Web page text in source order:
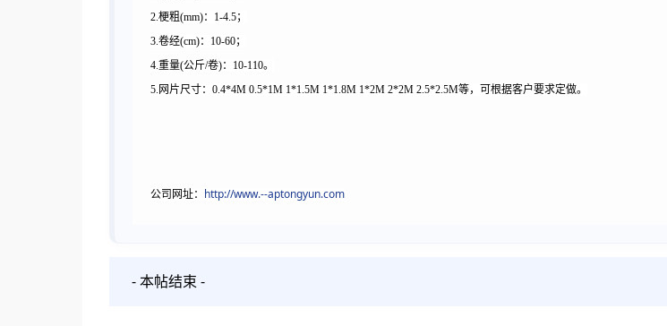
2.梗粗(mm)：1-4.5；
3.卷经(cm)：10-60；
4.重量(公斤/卷)：10-110。
5.网片尺寸：0.4*4M 0.5*1M 1*1.5M 1*1.8M 1*2M 2*2M 2.5*2.5M等，可根据客户要求定做。
公司网址： http://www.--aptongyun.com
- 本帖结束 -